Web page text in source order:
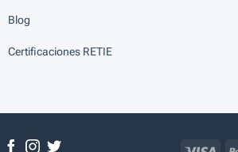
Blog
Certificaciones RETIE